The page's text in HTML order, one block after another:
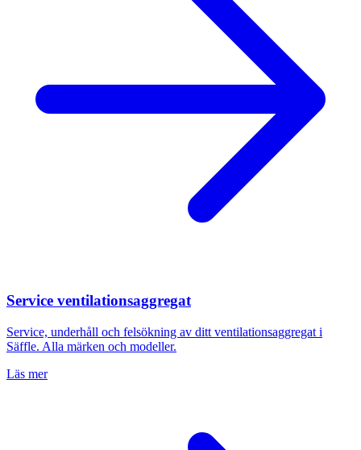
Service ventilationsaggregat
Service, underhåll och felsökning av ditt ventilationsaggregat i
Säffle. Alla märken och modeller.
Läs mer